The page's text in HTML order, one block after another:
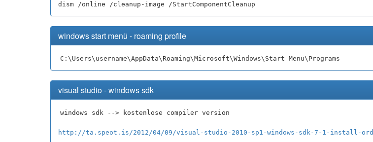
dism /online /cleanup-image /StartComponentCleanup
windows start menü - roaming profile
C:\Users\username\AppData\Roaming\Microsoft\Windows\Start Menu\Programs
visual studio - windows sdk
windows sdk --> kostenlose compiler version
http://ta.speot.is/2012/04/09/visual-studio-2010-sp1-windows-sdk-7-1-install-